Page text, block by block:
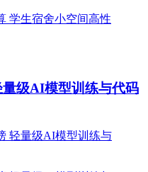
级AI模型训练与代码